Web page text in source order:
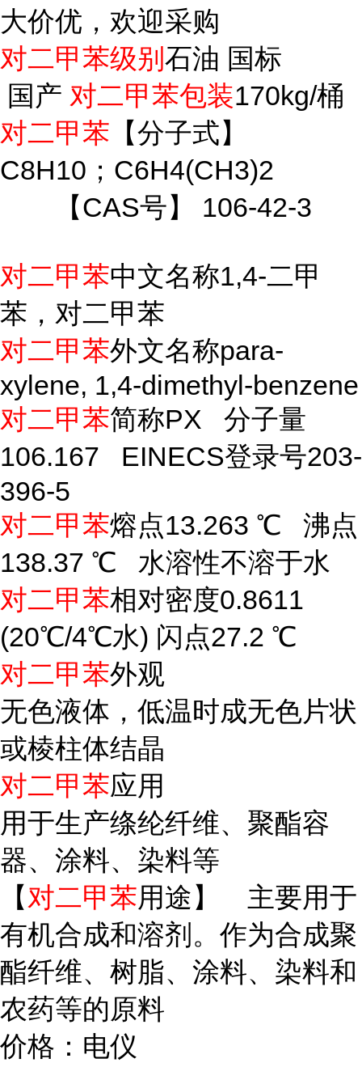
大价优，欢迎采购
对二甲苯级别 石油 国标
国产 对二甲苯包装170kg/桶
对二甲苯 【分子式】
C8H10；C6H4(CH3)2
【CAS号】 106-42-3
对二甲苯中文名称1,4-二甲
苯，对二甲苯
对二甲苯外文名称para-
xylene, 1,4-dimethyl-benzene
对二甲苯简称PX 分子量
106.167 EINECS登录号203-
396-5
对二甲苯熔点13.263 ℃ 沸点
138.37 ℃ 水溶性不溶于水
对二甲苯相对密度0.8611
(20℃/4℃水) 闪点27.2 ℃
对二甲苯外观
无色液体，低温时成无色片状
或棱柱体结晶
对二甲苯应用
用于生产绦纶纤维、聚酯容
器、涂料、染料等
【对二甲苯用途】 主要用于
有机合成和溶剂。作为合成聚
酯纤维、树脂、涂料、染料和
农药等的原料
价格：电仪